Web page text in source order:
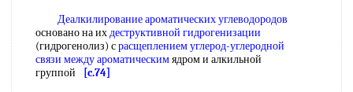
Деалкилирование ароматических углеводородов
основано на ихдеструктивной гидрогенизации
(гидрогенолиз) срасщеплением углерод-углеродной
связи между ароматическимядром и алкильной
группой
[c.74]